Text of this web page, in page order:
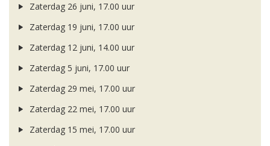
Zaterdag 26 juni, 17.00 uur
Zaterdag 19 juni, 17.00 uur
Zaterdag 12 juni, 14.00 uur
Zaterdag 5 juni, 17.00 uur
Zaterdag 29 mei, 17.00 uur
Zaterdag 22 mei, 17.00 uur
Zaterdag 15 mei, 17.00 uur